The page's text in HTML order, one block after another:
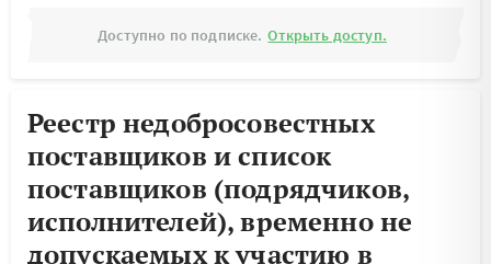
Доступно по подписке. Открыть доступ.
Реестр недобросовестных
поставщиков и список
поставщиков (подрядчиков,
исполнителей), временно не
допускаемых к участию в